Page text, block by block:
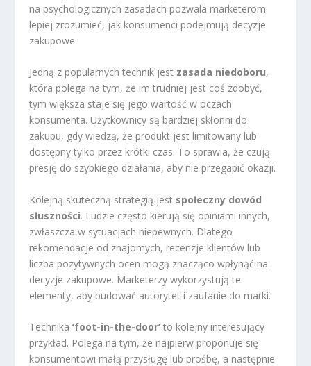
na psychologicznych zasadach pozwala marketerom
lepiej zrozumieć, jak konsumenci podejmują decyzje
zakupowe.
Jedną z popularnych technik jest zasada niedoboru,
która polega na tym, że im trudniej jest coś zdobyć,
tym większa staje się jego wartość w oczach
konsumenta. Użytkownicy są bardziej skłonni do
zakupu, gdy wiedzą, że produkt jest limitowany lub
dostępny tylko przez krótki czas. To sprawia, że czują
presję do szybkiego działania, aby nie przegapić okazji.
Kolejną skuteczną strategią jest społeczny dowód
słuszności. Ludzie często kierują się opiniami innych,
zwłaszcza w sytuacjach niepewnych. Dlatego
rekomendacje od znajomych, recenzje klientów lub
liczba pozytywnych ocen mogą znacząco wpłynąć na
decyzje zakupowe. Marketerzy wykorzystują te
elementy, aby budować autorytet i zaufanie do marki.
Technika’foot-in-the-door’ to kolejny interesujący
przykład. Polega na tym, że najpierw proponuje się
konsumentowi małą przysługę lub prośbę, a następnie